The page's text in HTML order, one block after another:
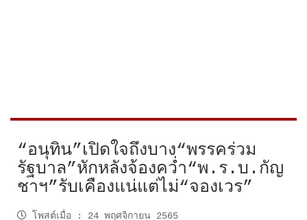
“อนุทิน”เปิดใจถึงบาง“พรรคร่วม
รัฐบาล”หักหลังจ้องคว่ำ“พ.ร.บ.กัญ
ชาฯ”รับเคืองแน่แต่ไม่“จองเวร”
โพสต์เมื่อ : 24 พฤศจิกายน 2565